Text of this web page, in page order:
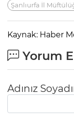
Şanlıurfa İl
Kaynak: Haber
Yorum
Adınız